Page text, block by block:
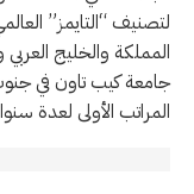
لتصنيف “التايمز”
المملكة والخليج
جامعة كيب تاون في جنوب
المراتب الأولى لعدة